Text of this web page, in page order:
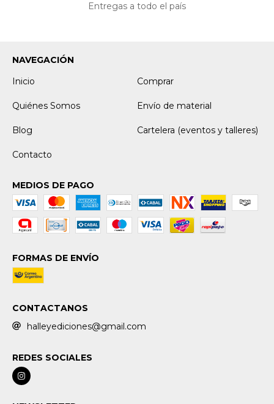
Entregas a todo el país
NAVEGACIÓN
Inicio
Comprar
Quiénes Somos Envío de material
Blog Cartelera (eventos y talleres)
Contacto
MEDIOS DE PAGO
FORMAS DE ENVÍO
CONTACTANOS
halleyediciones@gmail.com
REDES SOCIALES